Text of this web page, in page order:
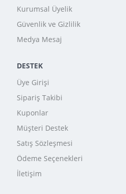
Kurumsal Üyelik
Güvenlik ve Gizlilik
Medya Mesaj
DESTEK
Üye Girişi
Sipariş Takibi
Kuponlar
Müşteri Destek
Satış Sözleşmesi
Ödeme Seçenekleri
İletişim